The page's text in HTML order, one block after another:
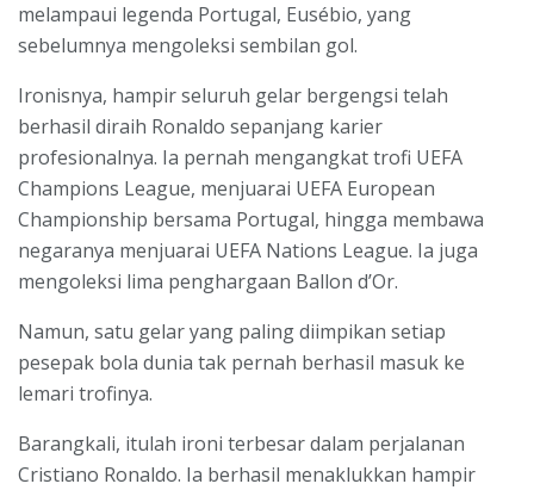
melampaui legenda Portugal, Eusébio, yang
sebelumnya mengoleksi sembilan gol.
Ironisnya, hampir seluruh gelar bergengsi telah
berhasil diraih Ronaldo sepanjang karier
profesionalnya. Ia pernah mengangkat trofi UEFA
Champions League, menjuarai UEFA European
Championship bersama Portugal, hingga membawa
negaranya menjuarai UEFA Nations League. Ia juga
mengoleksi lima penghargaan Ballon d’Or.
Namun, satu gelar yang paling diimpikan setiap
pesepak bola dunia tak pernah berhasil masuk ke
lemari trofinya.
Barangkali, itulah ironi terbesar dalam perjalanan
Cristiano Ronaldo. Ia berhasil menaklukkan hampir